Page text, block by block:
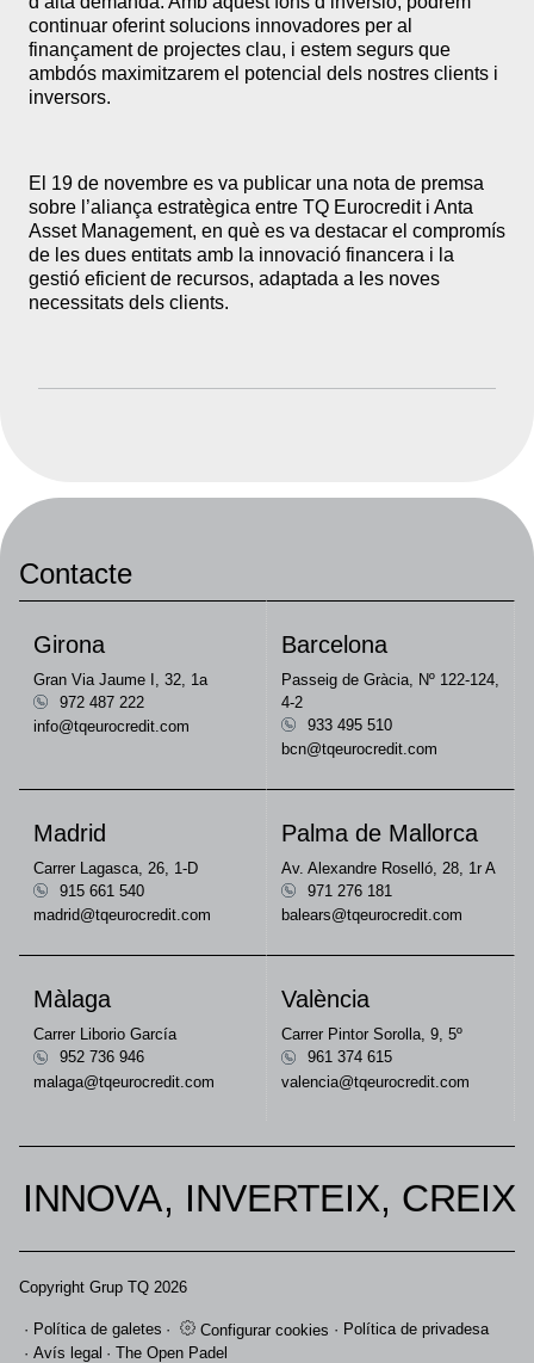
continuar oferint solucions innovadores per al
finançament de projectes clau, i estem segurs que
ambdós maximitzarem el potencial dels nostres clients i
inversors.
El 19 de novembre es va publicar una nota de premsa
sobre l’aliança estratègica entre TQ Eurocredit i Anta
Asset Management, en què es va destacar el compromís
de les dues entitats amb la innovació financera i la
gestió eficient de recursos, adaptada a les noves
necessitats dels clients.
Contacte
Girona
Gran Via Jaume I, 32, 1a
972 487 222
info@tqeurocredit.com
Barcelona
Passeig de Gràcia, Nº 122-124,
4-2
933 495 510
bcn@tqeurocredit.com
Madrid
Carrer Lagasca, 26, 1-D
915 661 540
madrid@tqeurocredit.com
Palma de Mallorca
Av. Alexandre Roselló, 28, 1r A
971 276 181
balears@tqeurocredit.com
Màlaga
Carrer Liborio García
952 736 946
malaga@tqeurocredit.com
València
Carrer Pintor Sorolla, 9, 5º
961 374 615
valencia@tqeurocredit.com
INNOVA, INVERTEIX, CREIX
Copyright Grup TQ 2026
Política de galetes Configurar cookies
Política de privadesa
Avís legal
The Open Padel